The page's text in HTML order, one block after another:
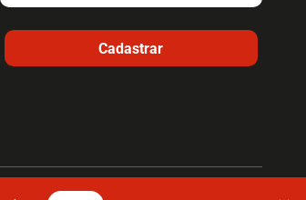
Cadastrar